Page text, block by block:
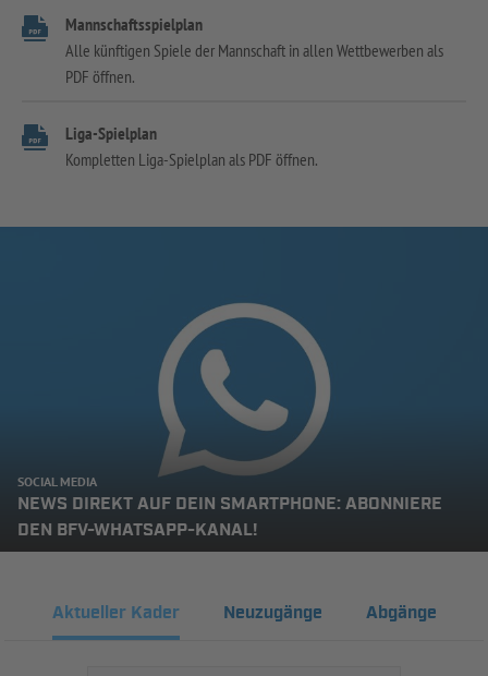
Mannschaftsspielplan
Alle künftigen Spiele der Mannschaft in allen Wettbewerben als
PDF öffnen.
Liga-Spielplan
Kompletten Liga-Spielplan als PDF öffnen.
SOCIAL MEDIA
NEWS DIREKT AUF DEIN SMARTPHONE: ABONNIERE
DEN BFV-WHATSAPP-KANAL!
Aktueller Kader Neuzugänge Abgänge